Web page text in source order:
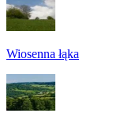
Wiosenna łąka